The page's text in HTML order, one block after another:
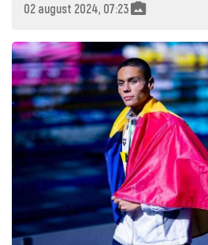
02 august 2024, 07:23